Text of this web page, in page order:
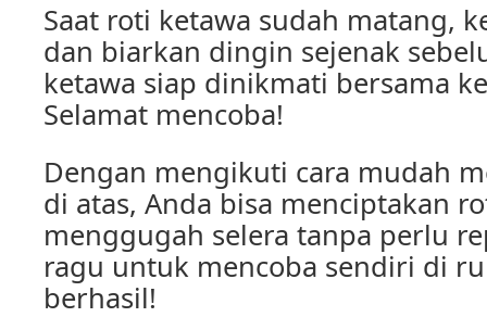
Saat roti ketawa sudah matang,
dan biarkan dingin sejenak
ketawa siap dinikmati bersama
Selamat mencoba!
Dengan mengikuti cara mudah
di atas, Anda bisa menciptakan
menggugah selera tanpa perlu
ragu untuk mencoba sendiri di
berhasil!